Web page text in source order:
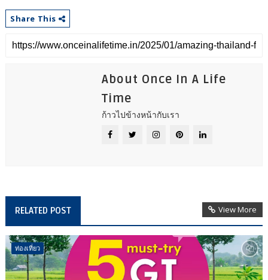
Share This
About Once In A Life
Time
ก้าวไปข้างหน้ากับเรา
RELATED POST View More
ท่องเที่ยว